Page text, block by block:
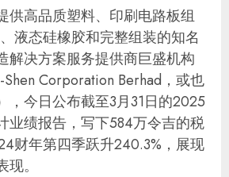
供高品质塑料、印刷电路板组
液态硅橡胶和完整组装的知名
解决方案服务提供商巨盛机构
Corporation Berhad，或也
，今日公布截至3月31日的2025
业绩报告，写下584万令吉的税
财年第四季跃升240.3%，展现
。